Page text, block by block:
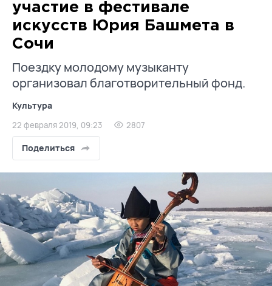
участие в фестивале
искусств Юрия Башмета в
Сочи
Поездку молодому музыканту
организовал благотворительный фонд.
Культура
22 февраля 2019, 09:23 2807
Поделиться